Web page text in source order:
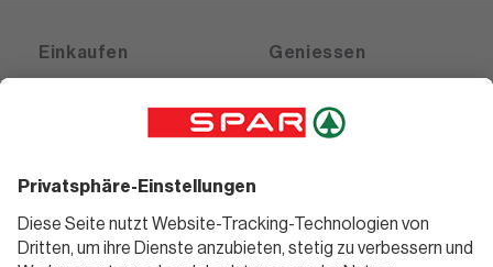
Einkaufen
Gutscheine
Geniessen
Weinwelt
Bierwelt
Informieren Folge uns